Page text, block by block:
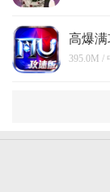
高爆满
卓版
395.0M /